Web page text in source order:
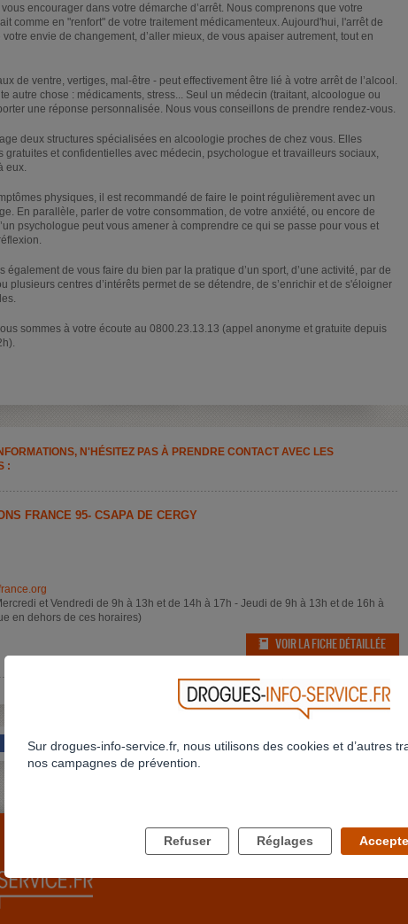
encourager dans votre démarche d’arrêt. Nous comprenons que votre
comme en "renfort" de votre traitement médicamenteux. Aujourd'hui, l'arrêt de
envie de changement, d’aller mieux, de vous apaiser autrement, tout en
de ventre, vertiges, mal-être - peut effectivement être lié à votre arrêt de l’alcool.
autre chose : médicaments, stress... Seul un médecin (traitant, alcoologue ou
une réponse personnalisée. Nous vous conseillons de prendre rendez-vous.
deux structures spécialisées en alcoologie proches de chez vous. Elles
gratuites et confidentielles avec médecin, psychologue et travailleurs sociaux,
eux.
physiques, il est recommandé de faire le point régulièrement avec un
En parallèle, parler de votre consommation, de votre anxiété, ou encore de
psychologue peut vous amener à comprendre ce qui se passe pour vous et
également de vous faire du bien par la pratique d’un sport, d’une activité, par de
plusieurs centres d’intérêts permet de se détendre, de s’enrichir et de s'éloigner
sommes à votre écoute au 0800.23.13.13 (appel anonyme et gratuite depuis
N'HÉSITEZ PAS À PRENDRE CONTACT AVEC LES
:
FRANCE 95- CSAPA DE CERGY
et Vendredi de 9h à 13h et de 14h à 17h - Jeudi de 9h à 13h et de 16h à
en dehors de ces horaires)
VOIR LA FICHE DÉTAILLÉE
Sur drogues-info-service.fr, nous utilisons des cookies et d’autres
nos campagnes de prévention.
Refuser Réglages